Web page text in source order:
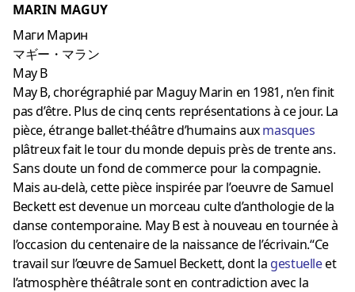
MARIN MAGUY
Маги Марин
マギー・マラン
May B
May B, chorégraphié par Maguy Marin en 1981, n’en finit
pas d’être. Plus de cinq cents représentations à ce jour. La
pièce, étrange ballet-théâtre d’humains auxmasques
plâtreux fait le tour du monde depuis près de trente ans.
Sans doute un fond de commerce pour la compagnie.
Mais au-delà, cette pièce inspirée par l’oeuvre de Samuel
Beckett est devenue un morceau culte d’anthologie de la
danse contemporaine. May B est à nouveau en tournée à
l’occasion du centenaire de la naissance de l’écrivain.“Ce
travail sur l’œuvre de Samuel Beckett, dont la gestuelleet
l’atmosphère théâtrale sont en contradiction avec la